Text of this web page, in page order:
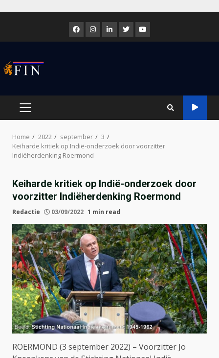
content
FacebookInstagram
LinkedInTwitterYoutube
PRIMARY
Home 2022 september
3
Keiharde kritiek op Indië-onderzoek door voorzitter
Indiëherdenking Roermond
Keiharde kritiek op Indië-onderzoek door
voorzitter Indiëherdenking Roermond
Redactie 03/09/2022 1 min read
ROERMOND (3 september 2022) – Voorzitter Jo